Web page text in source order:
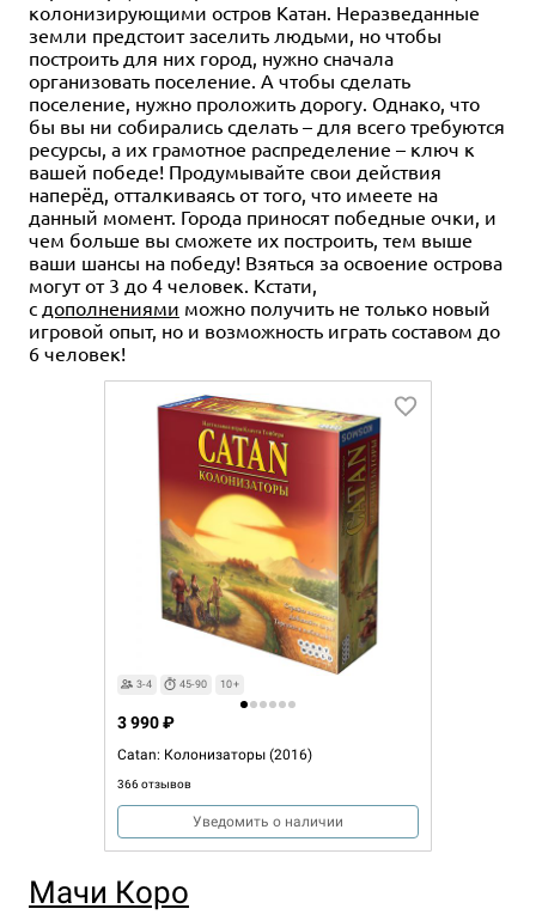
колонизирующими остров Катан. Неразведанные
земли предстоит заселить людьми, но чтобы
построить для них город, нужно сначала
организовать поселение. А чтобы сделать
поселение, нужно проложить дорогу. Однако, что
бы вы ни собирались сделать – для всего требуются
ресурсы, а их грамотное распределение – ключ к
вашей победе! Продумывайте свои действия
наперёд, отталкиваясь от того, что имеете на
данный момент. Города приносят победные очки, и
чем больше вы сможете их построить, тем выше
ваши шансы на победу! Взяться за освоение острова
могут от 3 до 4 человек. Кстати,
с дополнениями можно получить не только новый
игровой опыт, но и возможность играть составом до
6 человек!
3-4 45-90 10+
Catan: Колонизаторы (2016)
366 отзывов
3 990 ₽
Уведомить о наличии
Мачи Коро